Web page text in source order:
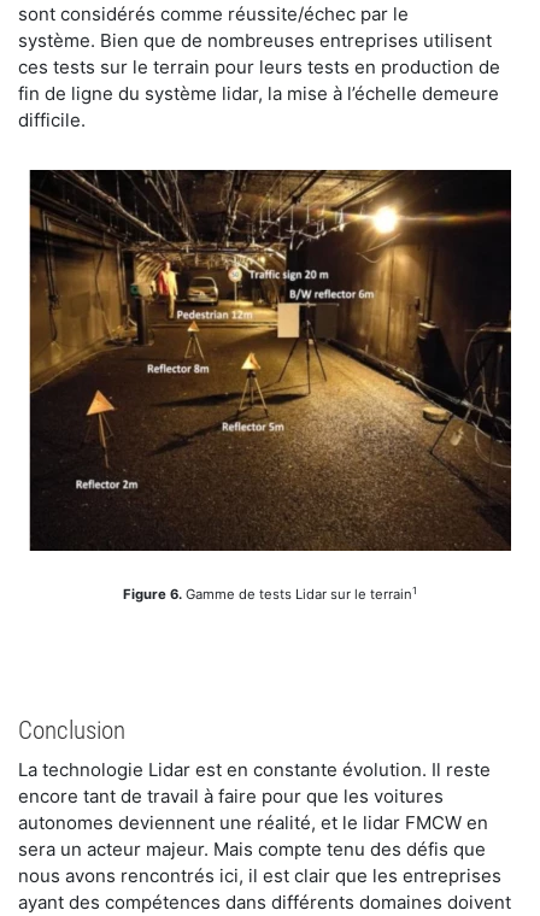
sont considérés comme réussite/échec par le
système. Bien que de nombreuses entreprises utilisent
ces tests sur le terrain pour leurs tests en production de
fin de ligne du système lidar, la mise à l’échelle demeure
difficile.
Figure 6. Gamme de tests Lidar sur le terrain1
Conclusion
La technologie Lidar est en constante évolution. Il reste
encore tant de travail à faire pour que les voitures
autonomes deviennent une réalité, et le lidar FMCW en
sera un acteur majeur. Mais compte tenu des défis que
nous avons rencontrés ici, il est clair que les entreprises
ayant des compétences dans différents domaines doivent